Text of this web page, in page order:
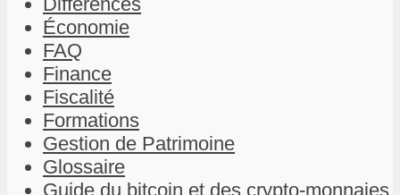
Économie
FAQ
Finance
Fiscalité
Formations
Gestion de Patrimoine
Glossaire
Guide du bitcoin et des crypto-monnaies